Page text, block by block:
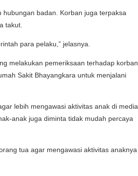
badan. Korban juga terpaksa
takut.
para pelaku,” jelasnya.
melakukan pemeriksaan terhadap korban
Sakit Bhayangkara untuk menjalani
lebih mengawasi aktivitas anak di media
anak juga diminta tidak mudah percaya
tua agar mengawasi aktivitas anaknya